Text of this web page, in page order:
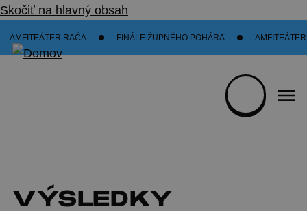
Skočiť na hlavný obsah
AMFITEÁTER RAČA FINÁLE ŽUPNÉHO POHÁRA AMFITEÁTER
VÝSLEDKY